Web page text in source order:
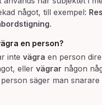
något, till exempel:
.
en person?
inte vägra en person
eller vägrar någon
säger man snarare